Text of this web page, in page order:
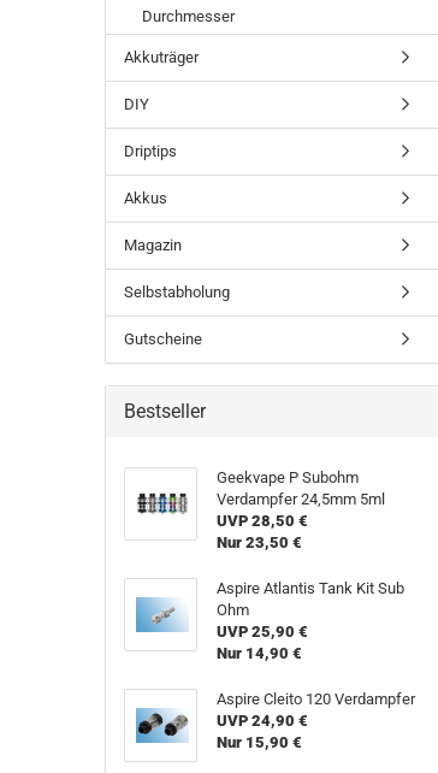
Durchmesser
Akkuträger
DIY
Driptips
Akkus
Magazin
Selbstabholung
Gutscheine
Bestseller
Geekvape P Subohm
Verdampfer 24,5mm 5ml
UVP 28,50 €
Nur 23,50 €
Aspire Atlantis Tank Kit Sub
Ohm
UVP 25,90 €
Nur 14,90 €
Aspire Cleito 120 Verdampfer
UVP 24,90 €
Nur 15,90 €